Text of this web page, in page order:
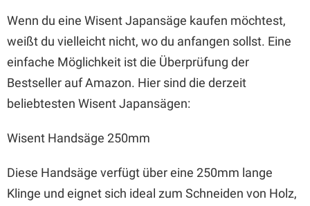
Wenn du eine Wisent Japansäge kaufen möchtest,
weißt du vielleicht nicht, wo du anfangen sollst. Eine
einfache Möglichkeit ist die Überprüfung der
Bestseller auf Amazon. Hier sind die derzeit
beliebtesten Wisent Japansägen:
Wisent Handsäge 250mm
Diese Handsäge verfügt über eine 250mm lange
Klinge und eignet sich ideal zum Schneiden von Holz,